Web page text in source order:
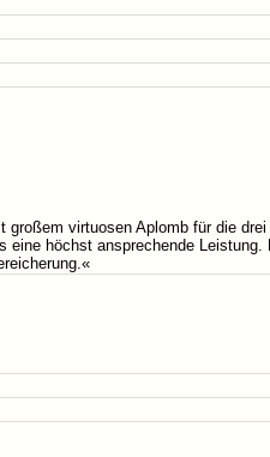
virtuosen Aplomb für die
eine höchst ansprechende